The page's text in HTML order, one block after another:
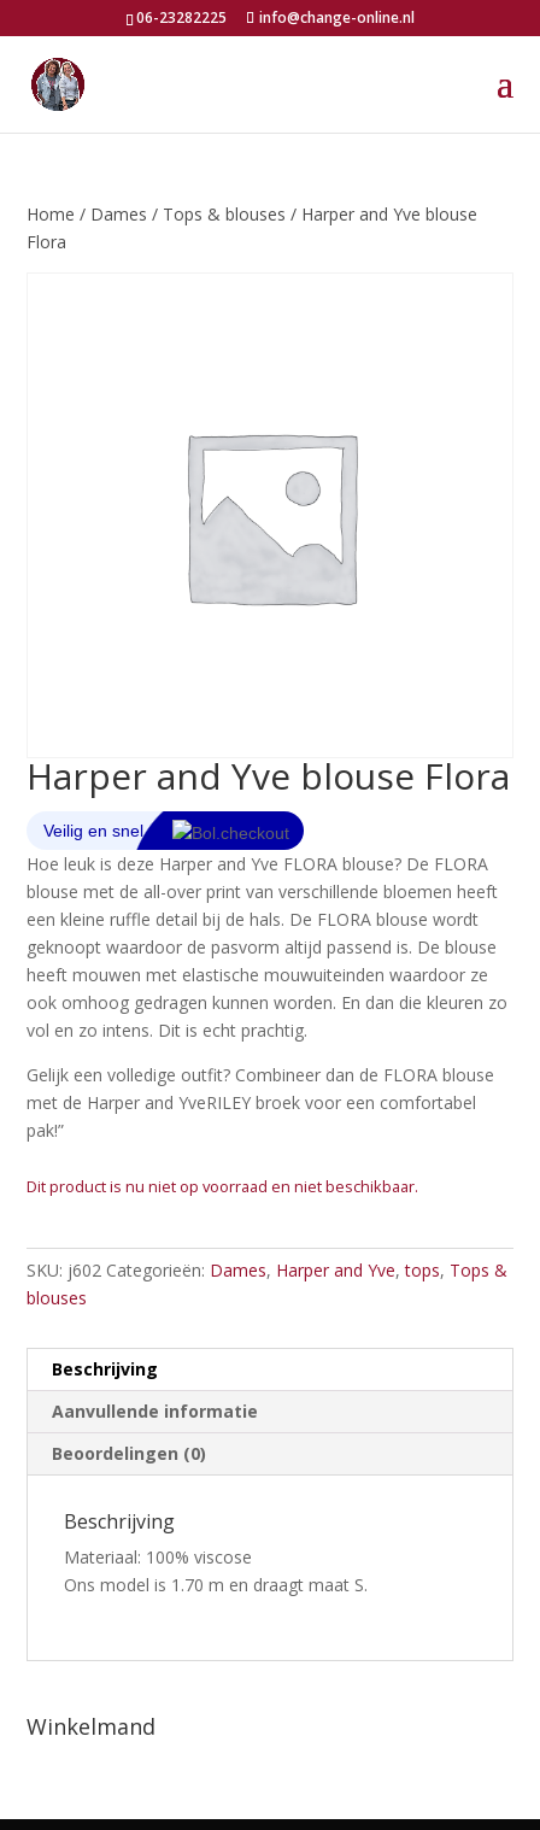
06-23282225 info@change-online.nl
Home / Dames / Tops & blouses / Harper and Yve blouse
Flora
Harper and Yve blouse Flora
Hoe leuk is deze Harper and Yve FLORA blouse? De FLORA
blouse met de all-over print van verschillende bloemen heeft
een kleine ruffle detail bij de hals. De FLORA blouse wordt
geknoopt waardoor de pasvorm altijd passend is. De blouse
heeft mouwen met elastische mouwuiteinden waardoor ze
ook omhoog gedragen kunnen worden. En dan die kleuren zo
vol en zo intens. Dit is echt prachtig.
Gelijk een volledige outfit? Combineer dan de FLORA blouse
met de Harper and YveRILEY broek voor een comfortabel
pak!”
Dit product is nu niet op voorraad en niet beschikbaar.
SKU: j602 Categorieën: Dames, Harper and Yve,tops, Tops &
blouses
Beschrijving
Aanvullende informatie
Beoordelingen (0)
Beschrijving
Materiaal: 100% viscose
Ons model is 1.70 m en draagt maat S.
Winkelmand